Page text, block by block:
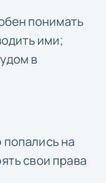
понимать
ими;
в
на
свои права